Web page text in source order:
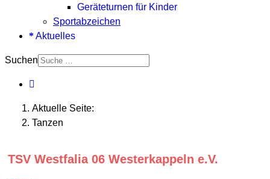
Geräteturnen für Kinder
Sportabzeichen
Aktuelles
Suchen
Aktuelle Seite:
Tanzen
TSV Westfalia 06 Westerkappeln e.V.